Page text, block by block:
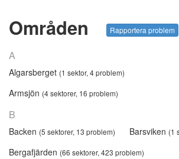
Områden Rapportera problem
A
Algarsberget (1 sektor, 4 problem)
Armsjön (4 sektorer, 16 problem)
B
Backen (5 sektorer, 13 problem) Barsviken (1
Bergafjärden (66 sektorer, 423 problem)